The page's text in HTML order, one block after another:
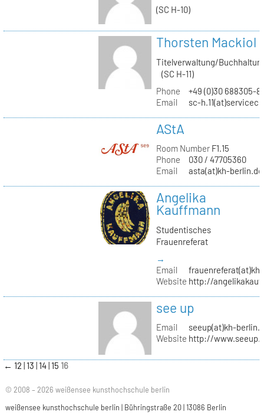
(SC H-10)
Thorsten Mackiol
Titelverwaltung/
(SC H-11)
Phone
+49 (0)30 688305-
Email
sc-
AStA
Room NumberF1.15
Phone
030 / 47705360
Email
asta(at)kh-berlin.de
Angelika
Kauffmann
Studentisches
Frauenreferat
→
Email
Website http://
see up
Email
seeup(at)kh-
Website http://
← 12 13 14 15 16
© 2008 – 2026 weißensee kunsthochschule berlin
weißensee kunsthochschule berlin | Bühringstraße 20 | 13086 Berlin